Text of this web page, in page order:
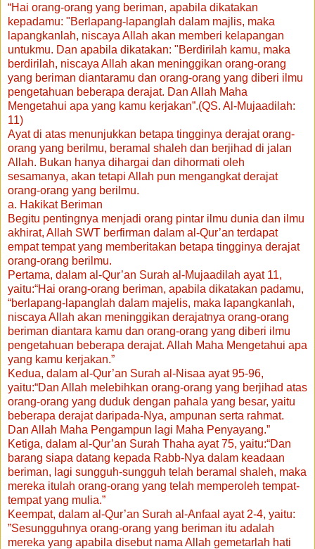
“Hai orang-orang yang beriman, apabila dikatakan
kepadamu: "Berlapang-lapanglah dalam majlis, maka
lapangkanlah, niscaya Allah akan memberi kelapangan
untukmu. Dan apabila dikatakan: "Berdirilah kamu, maka
berdirilah, niscaya Allah akan meninggikan orang-orang
yang beriman diantaramu dan orang-orang yang diberi ilmu
pengetahuan beberapa derajat. Dan Allah Maha
Mengetahui apa yang kamu kerjakan”.(QS. Al-Mujaadilah:
11)
Ayat di atas menunjukkan betapa tingginya derajat orang-
orang yang berilmu, beramal shaleh dan berjihad di jalan
Allah. Bukan hanya dihargai dan dihormati oleh
sesamanya, akan tetapi Allah pun mengangkat derajat
orang-orang yang berilmu.
a. Hakikat Beriman
Begitu pentingnya menjadi orang pintar ilmu dunia dan ilmu
akhirat, Allah SWT berfirman dalam al-Qur’an terdapat
empat tempat yang memberitakan betapa tingginya derajat
orang-orang berilmu.
Pertama, dalam al-Qur’an Surah al-Mujaadilah ayat 11,
yaitu:“Hai orang-orang beriman, apabila dikatakan padamu,
“berlapang-lapanglah dalam majelis, maka lapangkanlah,
niscaya Allah akan meninggikan derajatnya orang-orang
beriman diantara kamu dan orang-orang yang diberi ilmu
pengetahuan beberapa derajat. Allah Maha Mengetahui apa
yang kamu kerjakan.”
Kedua, dalam al-Qur’an Surah al-Nisaa ayat 95-96,
yaitu:“Dan Allah melebihkan orang-orang yang berjihad atas
orang-orang yang duduk dengan pahala yang besar, yaitu
beberapa derajat daripada-Nya, ampunan serta rahmat.
Dan Allah Maha Pengampun lagi Maha Penyayang.”
Ketiga, dalam al-Qur’an Surah Thaha ayat 75, yaitu:“Dan
barang siapa datang kepada Rabb-Nya dalam keadaan
beriman, lagi sungguh-sungguh telah beramal shaleh, maka
mereka itulah orang-orang yang telah memperoleh tempat-
tempat yang mulia.”
Keempat, dalam al-Qur’an Surah al-Anfaal ayat 2-4, yaitu:
”Sesungguhnya orang-orang yang beriman itu adalah
mereka yang apabila disebut nama Allah gemetarlah hati